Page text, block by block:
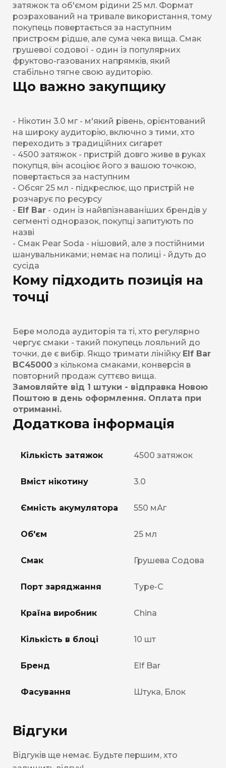
затяжок та об'ємом рідини 25 мл. Формат
розрахований на тривале використання, тому
покупець повертається за наступним
пристроєм рідше, але сума чека вища. Смак
грушевої содової - один із популярних
фруктово-газованих напрямків, який
стабільно тягне свою аудиторію.
Що важно закупщику
- Нікотин 3.0 мг - м'який рівень, орієнтований
на широку аудиторію, включно з тими, хто
переходить з традиційних сигарет
- 4500 затяжок - пристрій довго живе в руках
покупця, він асоціює його з вашою точкою,
повертається за наступним
- Обсяг 25 мл - підкреслює, що пристрій не
розчарує по ресурсу
- Elf Bar - один із найвпізнаваніших брендів у
сегменті одноразок, покупці запитують по
назві
- Смак Pear Soda - нішовий, але з постійними
шанувальниками; немає на полиці - йдуть до
сусіда
Кому підходить позиція на
точці
Бере молода аудиторія та ті, хто регулярно
чергує смаки - такий покупець лояльний до
точки, де є вибір. Якщо тримати лінійку Elf Bar
BC45000 з кількома смаками, конверсія в
повторний продаж суттєво вища.
Замовляйте від 1 штуки - відправка Новою
Поштою в день оформлення. Оплата при
отриманні.
Додаткова інформація
Кількість затяжок 4500 затяжок
Вміст нікотину 3.0
Ємність акумулятора 550 мАг
Об'єм 25 мл
Смак Грушева Содова
Порт заряджання Type-C
Країна виробник China
Кількість в блоці 10 шт
Бренд Elf Bar
Фасування Штука, Блок
Відгуки
Відгуків ще немає. Будьте першим, хто